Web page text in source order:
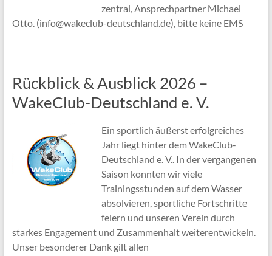
zentral, Ansprechpartner Michael
Otto. (info@wakeclub-deutschland.de), bitte keine EMS
Rückblick & Ausblick 2026 –
WakeClub-Deutschland e. V.
Ein sportlich äußerst erfolgreiches
Jahr liegt hinter dem WakeClub-
Deutschland e. V.. In der vergangenen
Saison konnten wir viele
Trainingsstunden auf dem Wasser
absolvieren, sportliche Fortschritte
feiern und unseren Verein durch
starkes Engagement und Zusammenhalt weiterentwickeln.
Unser besonderer Dank gilt allen